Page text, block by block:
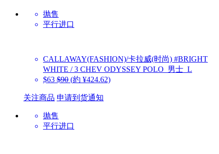
抛售
平行进口
CALLAWAY(FASHION)/卡拉威(时尚) #BRIGHT
WHITE / 3 CHEV ODYSSEY POLO_男士_L
$63 $90 (約 ¥424.62)
关注商品 申请到货通知
抛售
平行进口